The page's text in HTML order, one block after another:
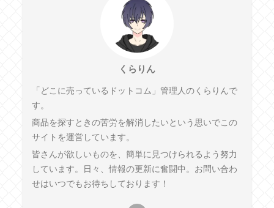
くらりん
「どこに売っているドットコム」管理人のくらりんで
す。
商品を探すときの苦労を解消したいという思いでこの
サイトを運営しています。
皆さんが欲しいものを、簡単に見つけられるよう努力
しています。日々、情報の更新に奮闘中。お問い合わ
せはいつでもお待ちしております！